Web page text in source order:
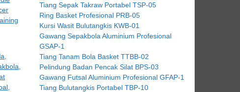
Tiang Sepak Takraw Portabel TSP-05
Ring Basket Profesional PRB-05
Kursi Wasit Bulutangkis KWB-01
Gawang Sepakbola Aluminium Profesional
GSAP-1
Tiang Tanam Bola Basket TTBB-02
Pelindung Badan Pencak Silat BPS-03
Gawang Futsal Aluminium Profesional GFAP-1
Tiang Bulutangkis Portabel TBP-10